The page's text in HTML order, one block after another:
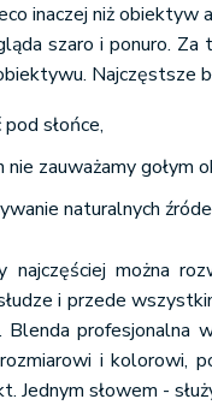
inaczej niż obiektyw
szaro i ponuro.
Najczęstsze
słońce,
nie zauważamy gołym
naturalnych
najczęściej można
i przede
profesjonalna
i kolorowi,
Jednym słowem -